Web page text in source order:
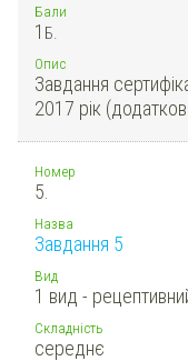
Бали
1 Б.
Опис
Завдання
2017 рік
Номер
5.
Назва
Завдання 5
Вид
1 вид -
Складність
середнє